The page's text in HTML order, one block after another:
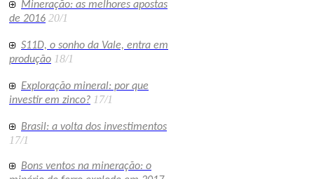
Mineração: as melhores apostas
de 2016 20/1
S11D, o sonho da Vale, entra em
produção 18/1
Exploração mineral: por que
investir em zinco? 17/1
Brasil: a volta dos investimentos
17/1
Bons ventos na mineração: o